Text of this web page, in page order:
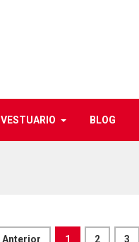
VESTUARIO BLOG
Anterior 1 2 3